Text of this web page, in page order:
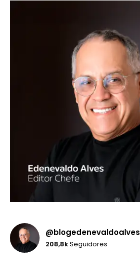
@blogedenevaldoalves
208,8kSeguidores